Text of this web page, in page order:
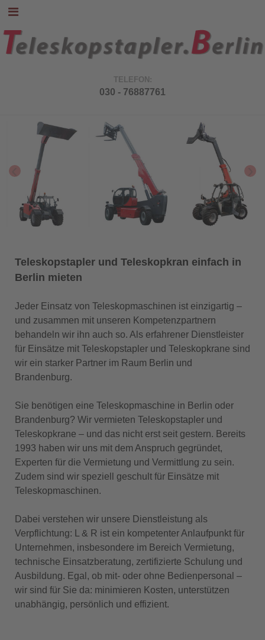
TELEFON:
030 - 76887761
›
‹
Teleskopstapler und Teleskopkran einfach in
Berlin mieten
Jeder Einsatz von Teleskopmaschinen ist einzigartig –
und zusammen mit unseren Kompetenzpartnern
behandeln wir ihn auch so. Als erfahrener Dienstleister
für Einsätze mit Teleskopstapler und Teleskopkrane sind
wir ein starker Partner im Raum Berlin und
Brandenburg.
Sie benötigen eine Teleskopmaschine in Berlin oder
Brandenburg? Wir vermieten Teleskopstapler und
Teleskopkrane – und das nicht erst seit gestern. Bereits
1993 haben wir uns mit dem Anspruch gegründet,
Experten für die Vermietung und Vermittlung zu sein.
Zudem sind wir speziell geschult für Einsätze mit
Teleskopmaschinen.
Dabei verstehen wir unsere Dienstleistung als
Verpflichtung: L & R ist ein kompetenter Anlaufpunkt für
Unternehmen, insbesondere im Bereich Vermietung,
technische Einsatzberatung, zertifizierte Schulung und
Ausbildung. Egal, ob mit- oder ohne Bedienpersonal –
wir sind für Sie da: minimieren Kosten, unterstützen
unabhängig, persönlich und effizient.